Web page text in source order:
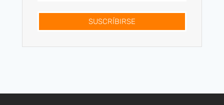
SUSCRÍBIRSE